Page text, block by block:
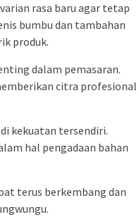
rasa baru agar tetap
bumbu dan tambahan
produk.
dalam pemasaran.
citra profesional
kekuatan tersendiri.
hal pengadaan bahan
terus berkembang dan